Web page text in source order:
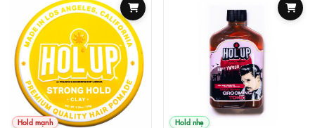
Hold mạnh Hold nhẹ